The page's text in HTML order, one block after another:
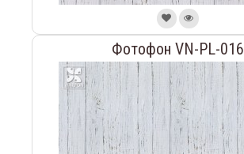
Фотофон VN-PL-016